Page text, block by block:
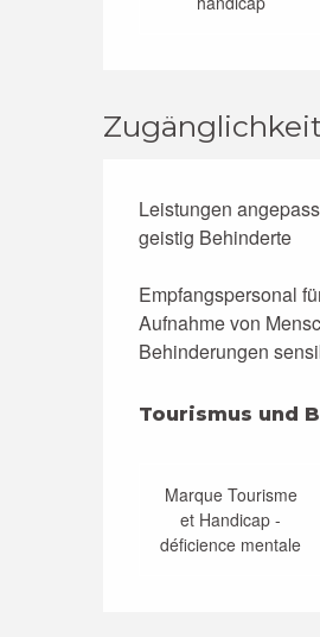
Leistungen
geistig Behinderte
Empfangspersonal
Aufnahme von
Behinderungen
Tourismus und
Tourismus und
Marque Tourisme
et Handicap -
déficience mentale